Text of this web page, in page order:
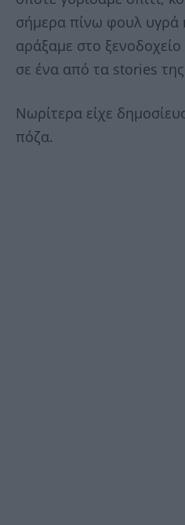
σήμερα πίνω φουλ υγρά
αράξαμε στο
σε ένα από τα stories
Νωρίτερα είχε
πόζα.